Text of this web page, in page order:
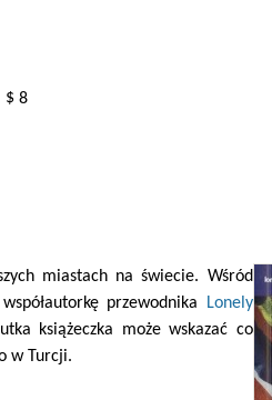
$ 8
miastach na świecie. Wśród
przewodnika
Lonely
książeczka może wskazać co
w Turcji.